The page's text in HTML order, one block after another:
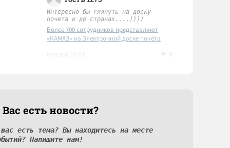
Интересно бы глянуть на доску
почета в др странах....))))
Более 700 сотрудников представляют
«КАМАЗ» на Электронной доске почёта
есть новости?
есть тема? Вы находитесь на месте
Напишите нам!